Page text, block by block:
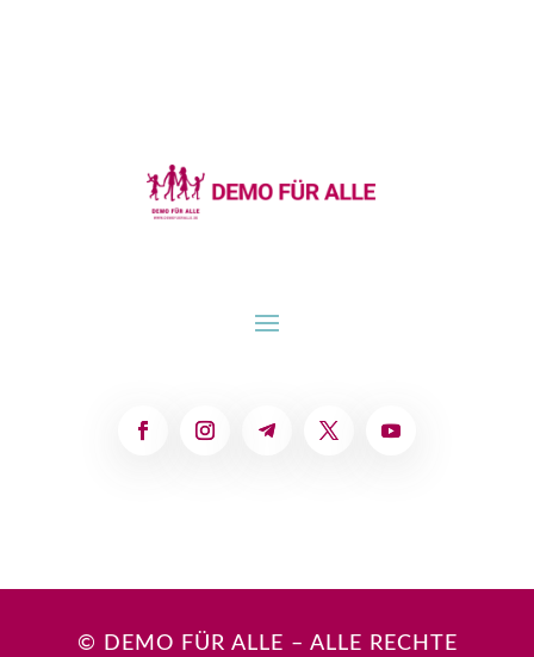
© DEMO FÜR ALLE – ALLE RECHTE